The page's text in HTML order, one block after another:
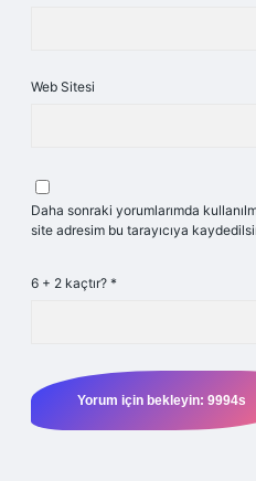
Web Sitesi
Daha sonraki yorumlarımda
site adresim bu tarayıcıya
6 + 2 kaçtır? *